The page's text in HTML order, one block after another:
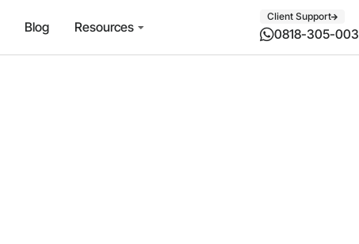
Blog Resources
Client Support
0818-305-003